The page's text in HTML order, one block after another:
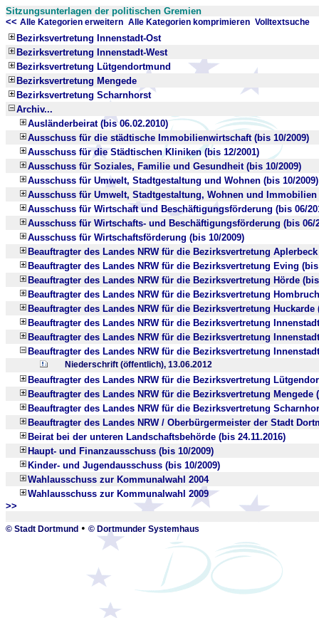
Sitzungsunterlagen der politischen Gremien
<< Alle Kategorien erweitern Alle Kategorien komprimieren Volltextsuche
Bezirksvertretung Innenstadt-Ost
Bezirksvertretung Innenstadt-West
Bezirksvertretung Lütgendortmund
Bezirksvertretung Mengede
Bezirksvertretung Scharnhorst
Archiv...
Ausländerbeirat (bis 06.02.2010)
Ausschuss für die städtische Immobilienwirtschaft (bis 10/2009)
Ausschuss für die Städtischen Kliniken (bis 12/2001)
Ausschuss für Soziales, Familie und Gesundheit (bis 10/2009)
Ausschuss für Umwelt, Stadtgestaltung und Wohnen (bis 10/2009)
Ausschuss für Umwelt, Stadtgestaltung, Wohnen und Immobilien
Ausschuss für Wirtschaft und Beschäftigungsförderung (bis 06/
Ausschuss für Wirtschafts- und Beschäftigungsförderung (bis 06/
Ausschuss für Wirtschaftsförderung (bis 10/2009)
Beauftragter des Landes NRW für die Bezirksvertretung Aplerbeck
Beauftragter des Landes NRW für die Bezirksvertretung Eving (bis
Beauftragter des Landes NRW für die Bezirksvertretung Hörde (bis
Beauftragter des Landes NRW für die Bezirksvertretung
Beauftragter des Landes NRW für die Bezirksvertretung Huckarde
Beauftragter des Landes NRW für die Bezirksvertretung
Beauftragter des Landes NRW für die Bezirksvertretung
Beauftragter des Landes NRW für die Bezirksvertretung
Niederschrift (öffentlich), 13.06.2012
Beauftragter des Landes NRW für die Bezirksvertretung
Beauftragter des Landes NRW für die Bezirksvertretung Mengede
Beauftragter des Landes NRW für die Bezirksvertretung
Beauftragter des Landes NRW / Oberbürgermeister der Stadt
Beirat bei der unteren Landschaftsbehörde (bis 24.11.2016)
Haupt- und Finanzausschuss (bis 10/2009)
Kinder- und Jugendausschuss (bis 10/2009)
Wahlausschuss zur Kommunalwahl 2004
Wahlausschuss zur Kommunalwahl 2009
>>
© Stadt Dortmund • © Dortmunder Systemhaus